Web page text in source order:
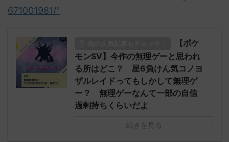
671001981/"
【ポケ
モンSV】今作の無理ゲーと思われ
る所はどこ？ 星6負けん気コノヨ
ザルレイドってもしかして無理ゲ
ー？ 無理ゲーなんて一部の自信
過剰持ちくらいだよ
続きを見る